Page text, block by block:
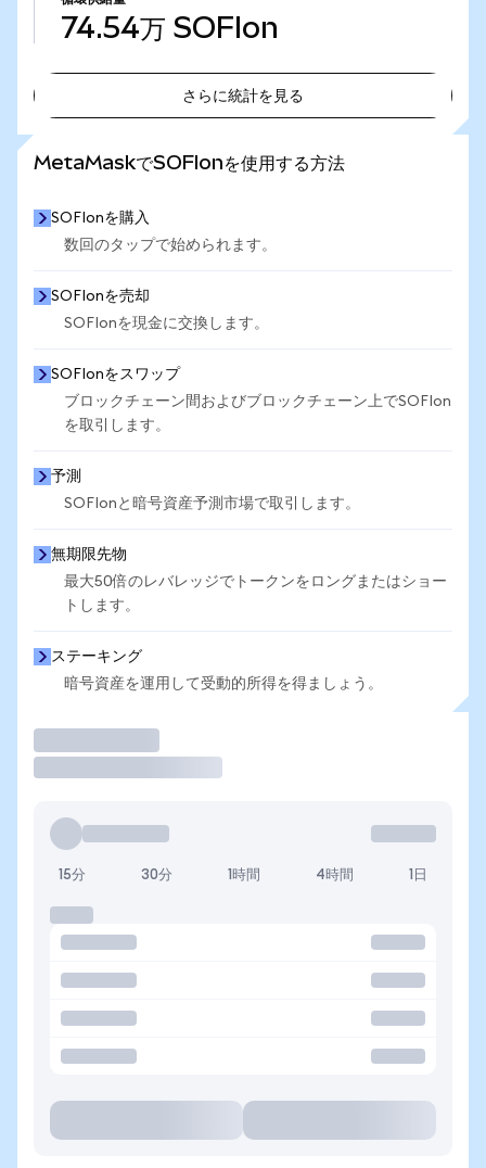
74.54万 SOFIon
さらに統計を見る
MetaMaskでSOFIonを使用する方法
SOFIonを購入
数回のタップで始められます。
SOFIonを売却
SOFIonを現金に交換します。
SOFIonをスワップ
ブロックチェーン間およびブロックチェーン上でSOFIon
を取引します。
予測
SOFIonと暗号資産予測市場で取引します。
無期限先物
最大50倍のレバレッジでトークンをロングまたはショー
トします。
ステーキング
暗号資産を運用して受動的所得を得ましょう。
15分 30分 1時間 4時間 1日